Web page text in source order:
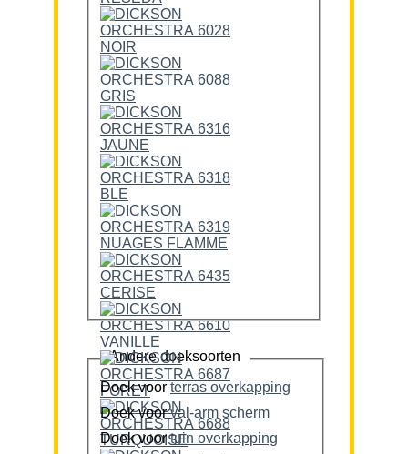
Andere doeksoorten
Doek voor terras overkapping
Doek voor
val-arm scherm
Doek voor
tuin overkapping